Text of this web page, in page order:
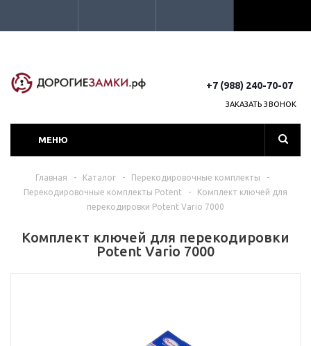
+7 (988) 240-70-07
ЗАКАЗАТЬ ЗВОНОК
МЕНЮ
Главная - Каталог - Перекодировочные комплекты
-
Перекодировочные комплекты Potent
-
Комплект ключей для
перекодировки Potent Vario 7000
Комплект ключей для перекодировки
Potent Vario 7000